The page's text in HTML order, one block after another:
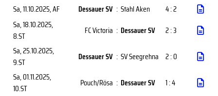
Sa, 11.10.2025, AF Dessauer SV : Stahl Aken
4 : 2
Sa, 18.10.2025,
8.ST
FC Victoria : Dessauer SV
2 : 3
Sa, 25.10.2025,
9.ST
Dessauer SV : SV Seegrehna 2 : 0
Sa, 01.11.2025,
10.ST
Pouch/Rösa : Dessauer SV
1 : 4